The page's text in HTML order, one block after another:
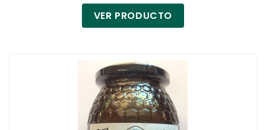
VER PRODUCTO